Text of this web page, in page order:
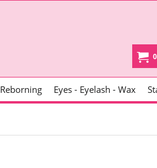
0
Reborning Eyes - Eyelash - Wax